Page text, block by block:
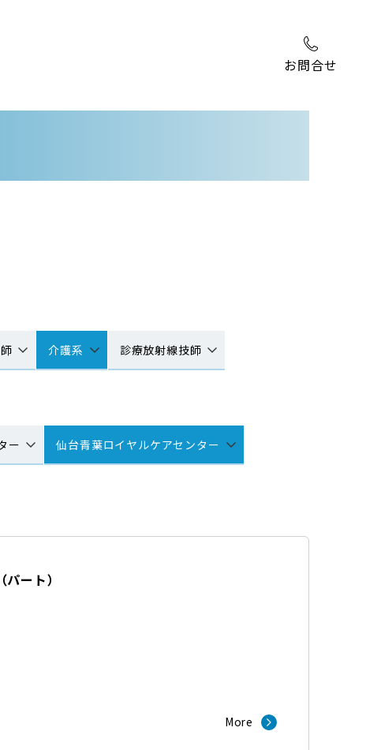
お問合せ
介護系 診療放射線技師
ー 仙台青葉ロイヤルケアセンター
（パート）
More